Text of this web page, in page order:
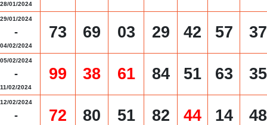
28/01/2024
29/01/2024
-
04/02/2024
73 69 03 29 42 57 37
05/02/2024
-
11/02/2024
99 38 61 84 51 63 35
12/02/2024
- 72 80 51 82 44 14 48